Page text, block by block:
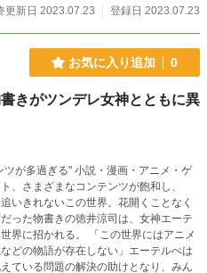
更新日 2023.07.23
登録日 2023.07.23
お気に入り追加 0
きがツンデレ女神とともに異
ツが多過ぎる" 小説・漫画・アニメ・ゲ
、さまざまなコンテンツが飽和し、
いきれないこの世界。花開くことなく
った物書きの徳井涼司は、女神エーテ
。 「この世界にはアニメ
どの物語が存在しない」エーテルぺは
ている問題の解決の助けとなり、みん